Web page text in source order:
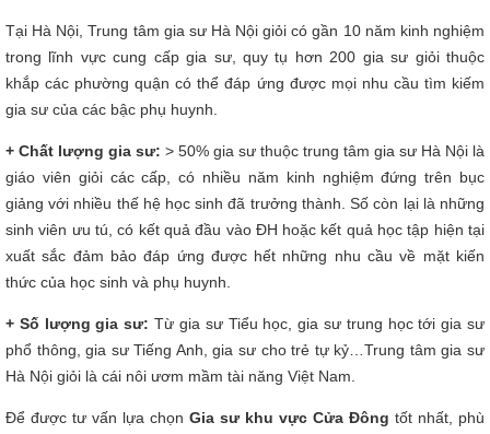
Tại Hà Nội, Trung tâm gia sư Hà Nội giỏi có gần 10 năm kinh nghiệm
trong lĩnh vực cung cấp gia sư, quy tụ hơn 200 gia sư giỏi thuộc
khắp các phường quận có thể đáp ứng được mọi nhu cầu tìm kiếm
gia sư của các bậc phụ huynh.
+ Chất lượng gia sư: > 50% gia sư thuộc trung tâm gia sư Hà Nội là
giáo viên giỏi các cấp, có nhiều năm kinh nghiệm đứng trên bục
giảng với nhiều thế hệ học sinh đã trưởng thành. Số còn lại là những
sinh viên ưu tú, có kết quả đầu vào ĐH hoặc kết quả học tập hiện tại
xuất sắc đảm bảo đáp ứng được hết những nhu cầu về mặt kiến
thức của học sinh và phụ huynh.
+ Số lượng gia sư: Từ gia sư Tiểu học, gia sư trung học tới gia sư
phổ thông, gia sư Tiếng Anh, gia sư cho trẻ tự kỷ…Trung tâm gia sư
Hà Nội giỏi là cái nôi ươm mầm tài năng Việt Nam.
Để được tư vấn lựa chọn Gia sư khu vực Cửa Đông tốt nhất, phù